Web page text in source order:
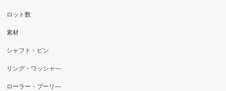
ロット数
素材
シャフト・ピン
リング・ワッシャ―
ローラー・プーリ―